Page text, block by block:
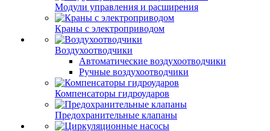
Модули управления и расширения
Краны с электроприводом
Воздухоотводчики
Автоматические воздухоотводчики
Ручные воздухоотводчики
Компенсаторы гидроударов
Предохранительные клапаны